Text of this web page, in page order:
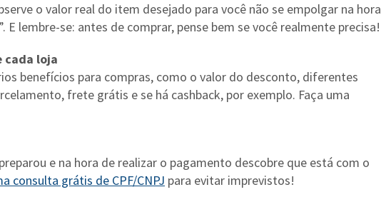
o valor real do item desejado para você não se empolgar na hora
E lembre-se: antes de comprar, pense bem se você realmente precisa!
cada loja
benefícios para compras, como o valor do desconto, diferentes
frete grátis e se há cashback, por exemplo. Faça uma
e na hora de realizar o pagamento descobre que está com o
consulta grátis de CPF/CNPJ para evitar imprevistos!